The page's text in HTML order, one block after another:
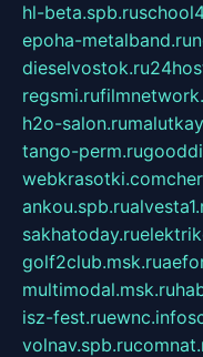
hl-beta.spb.ru
epoha-metalband.ru
dieselvostok.ru
regsmi.ru
h2o-salon.ru
tango-perm.ru
webkrasotki.com
ankou.spb.ru
sakhatoday.ru
golf2club.msk.ru
multimodal.msk.ru
isz-fest.ruewnc.info
volnav.spb.ru